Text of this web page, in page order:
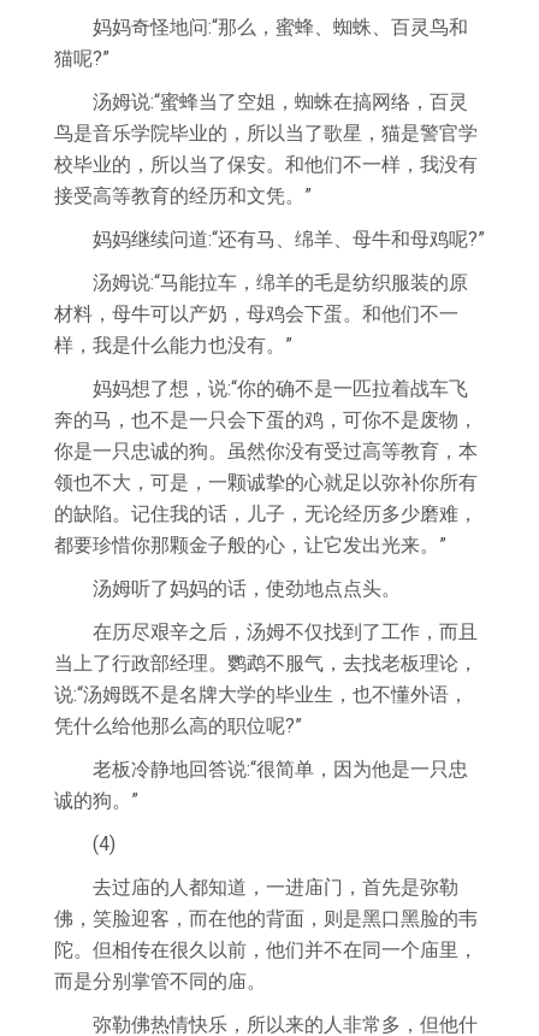
妈妈奇怪地问:“那么，蜜蜂、蜘蛛、百灵鸟和
猫呢?”
汤姆说:“蜜蜂当了空姐，蜘蛛在搞网络，百灵
鸟是音乐学院毕业的，所以当了歌星，猫是警官学
校毕业的，所以当了保安。和他们不一样，我没有
接受高等教育的经历和文凭。”
妈妈继续问道:“还有马、绵羊、母牛和母鸡呢?”
汤姆说:“马能拉车，绵羊的毛是纺织服装的原
材料，母牛可以产奶，母鸡会下蛋。和他们不一
样，我是什么能力也没有。”
妈妈想了想，说:“你的确不是一匹拉着战车飞
奔的马，也不是一只会下蛋的鸡，可你不是废物，
你是一只忠诚的狗。虽然你没有受过高等教育，本
领也不大，可是，一颗诚挚的心就足以弥补你所有
的缺陷。记住我的话，儿子，无论经历多少磨难，
都要珍惜你那颗金子般的心，让它发出光来。”
汤姆听了妈妈的话，使劲地点点头。
在历尽艰辛之后，汤姆不仅找到了工作，而且
当上了行政部经理。鹦鹉不服气，去找老板理论，
说:“汤姆既不是名牌大学的毕业生，也不懂外语，
凭什么给他那么高的职位呢?”
老板冷静地回答说:“很简单，因为他是一只忠
诚的狗。”
(4)
去过庙的人都知道，一进庙门，首先是弥勒
佛，笑脸迎客，而在他的背面，则是黑口黑脸的韦
陀。但相传在很久以前，他们并不在同一个庙里，
而是分别掌管不同的庙。
弥勒佛热情快乐，所以来的人非常多，但他什